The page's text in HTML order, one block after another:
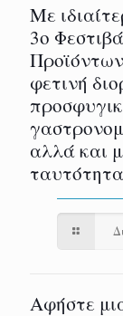
Με
3ο
φετινή
αλλά και
Αφήστε